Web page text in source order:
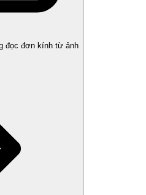
đọc đơn kính từ ảnh